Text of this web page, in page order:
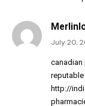
July 20,
canadian
http://